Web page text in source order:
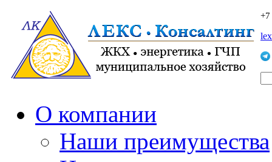
О компании
Наши преимущества